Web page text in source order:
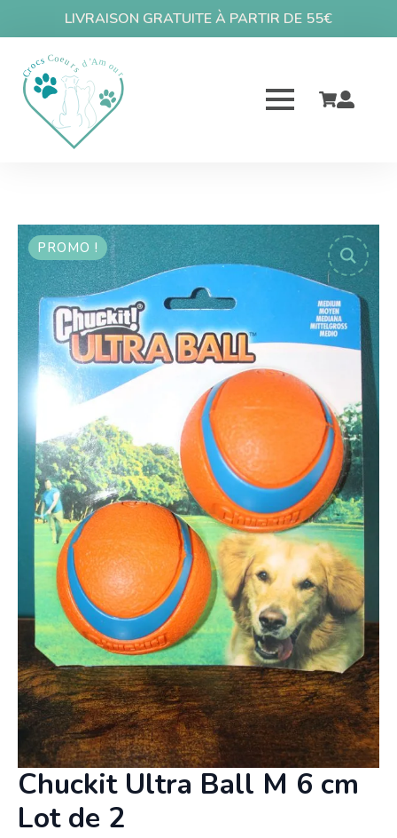
LIVRAISON GRATUITE À PARTIR DE 55€
PROMO !
Chuckit Ultra Ball M 6 cm
Lot de 2